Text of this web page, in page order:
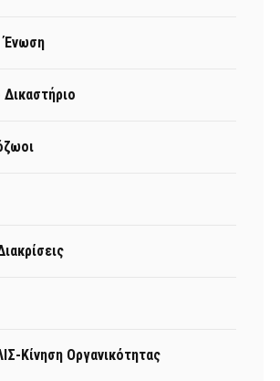
Ένωση
Κίνηση Οργανικότητας